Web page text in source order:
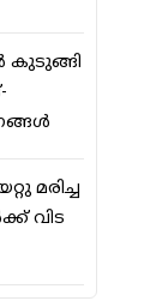
കുടുങ്ങി
മരിച്ച
വിട